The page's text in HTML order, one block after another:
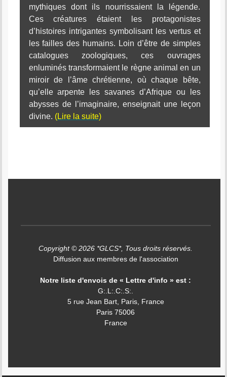
mythiques dont ils nourrissaient la légende.
Ces créatures étaient les protagonistes
d’histoires intrigantes symbolisant les vertus et
les failles des humains. Loin d’être de simples
catalogues zoologiques, ces ouvrages
enluminés transformaient le règne animal en un
miroir de l’âme chrétienne, où chaque bête,
qu’elle arpente les savanes d’Afrique ou les
abysses de l’imaginaire, enseignait une leçon
divine. (Lire la suite)
Copyright © 2026 *GLCS*, Tous droits réservés.
Diffusion aux membres de l'association
Notre liste d'envois de « Lettre d'info » est :
G:.L:.C:.S:.
5 rue Jean Bart, Paris, France
Paris 75006
France